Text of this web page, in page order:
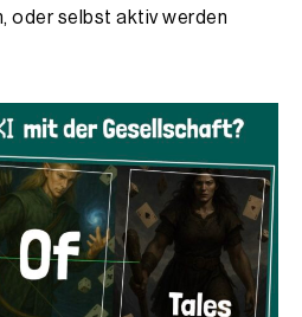
oder selbst aktiv werden